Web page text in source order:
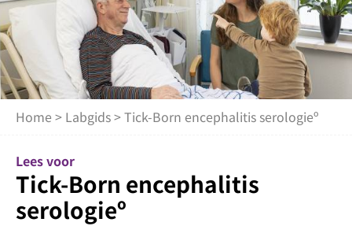
Home > Labgids> Tick-Born encephalitis serologieº
Lees voor
Tick-Born encephalitis
serologieº